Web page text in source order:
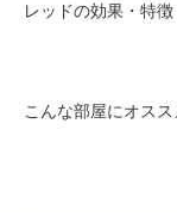
レッドの効果・特徴
こんな部屋にオスス